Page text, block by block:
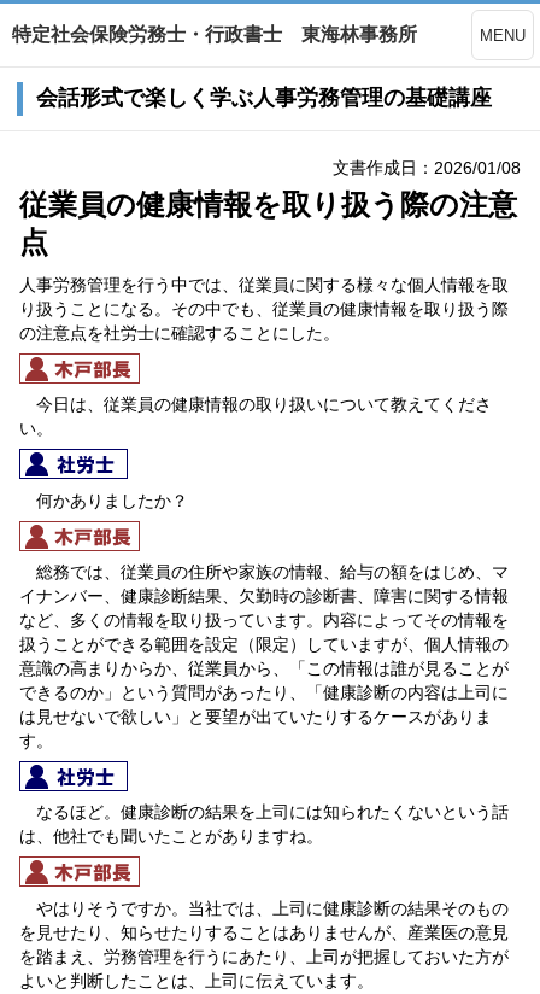
特定社会保険労務士・行政書士 東海林事務所 MENU
会話形式で楽しく学ぶ人事労務管理の基礎講座
文書作成日：2026/01/08
従業員の健康情報を取り扱う際の注意
点
人事労務管理を行う中では、従業員に関する様々な個人情報を取
り扱うことになる。その中でも、従業員の健康情報を取り扱う際
の注意点を社労士に確認することにした。
今日は、従業員の健康情報の取り扱いについて教えてくださ
い。
何かありましたか？
総務では、従業員の住所や家族の情報、給与の額をはじめ、マ
イナンバー、健康診断結果、欠勤時の診断書、障害に関する情報
など、多くの情報を取り扱っています。内容によってその情報を
扱うことができる範囲を設定（限定）していますが、個人情報の
意識の高まりからか、従業員から、「この情報は誰が見ることが
できるのか」という質問があったり、「健康診断の内容は上司に
は見せないで欲しい」と要望が出ていたりするケースがありま
す。
なるほど。健康診断の結果を上司には知られたくないという話
は、他社でも聞いたことがありますね。
やはりそうですか。当社では、上司に健康診断の結果そのもの
を見せたり、知らせたりすることはありませんが、 産業医の意見
を踏まえ、労務管理を行うにあたり、上司が把握しておいた方が
よいと判断したことは、上司に伝えています。